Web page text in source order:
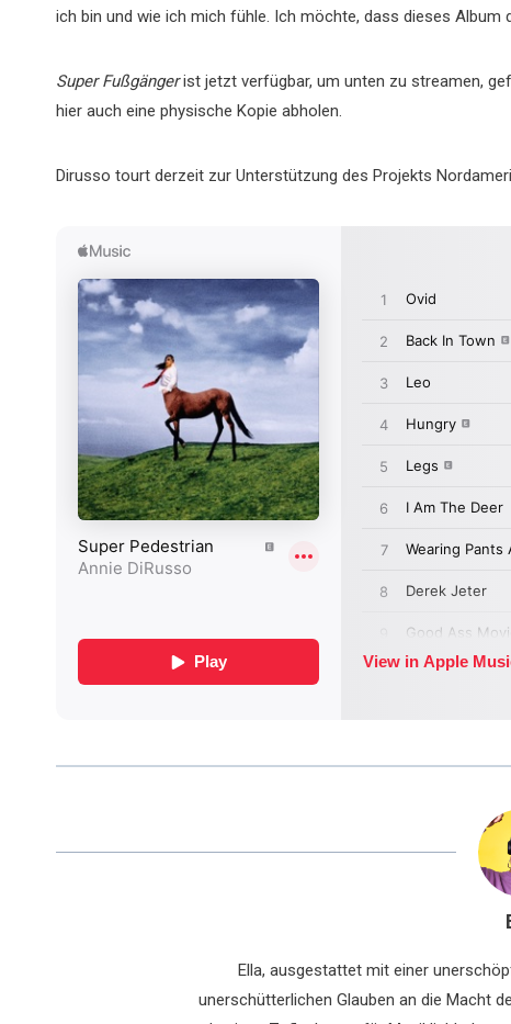
ich bin und wie ich mich fühle. Ich möchte, dass dieses Album
Super Fußgängerist jetzt verfügbar, um unten zu streamen,
hier auch eine physische Kopie abholen.
Dirusso tourt derzeit zur Unterstützung des Projekts
Ella, ausgestattet mit einer
unerschütterlichen Glauben an die Macht